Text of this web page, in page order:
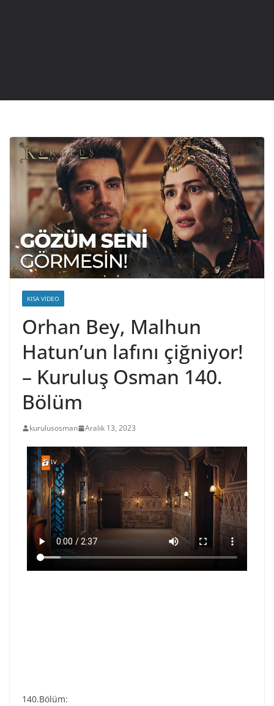
KISA VIDEO
Orhan Bey, Malhun
Hatun’un lafını çiğniyor!
– Kuruluş Osman 140.
Bölüm
kurulusosman Aralık 13, 2023
140.Bölüm: